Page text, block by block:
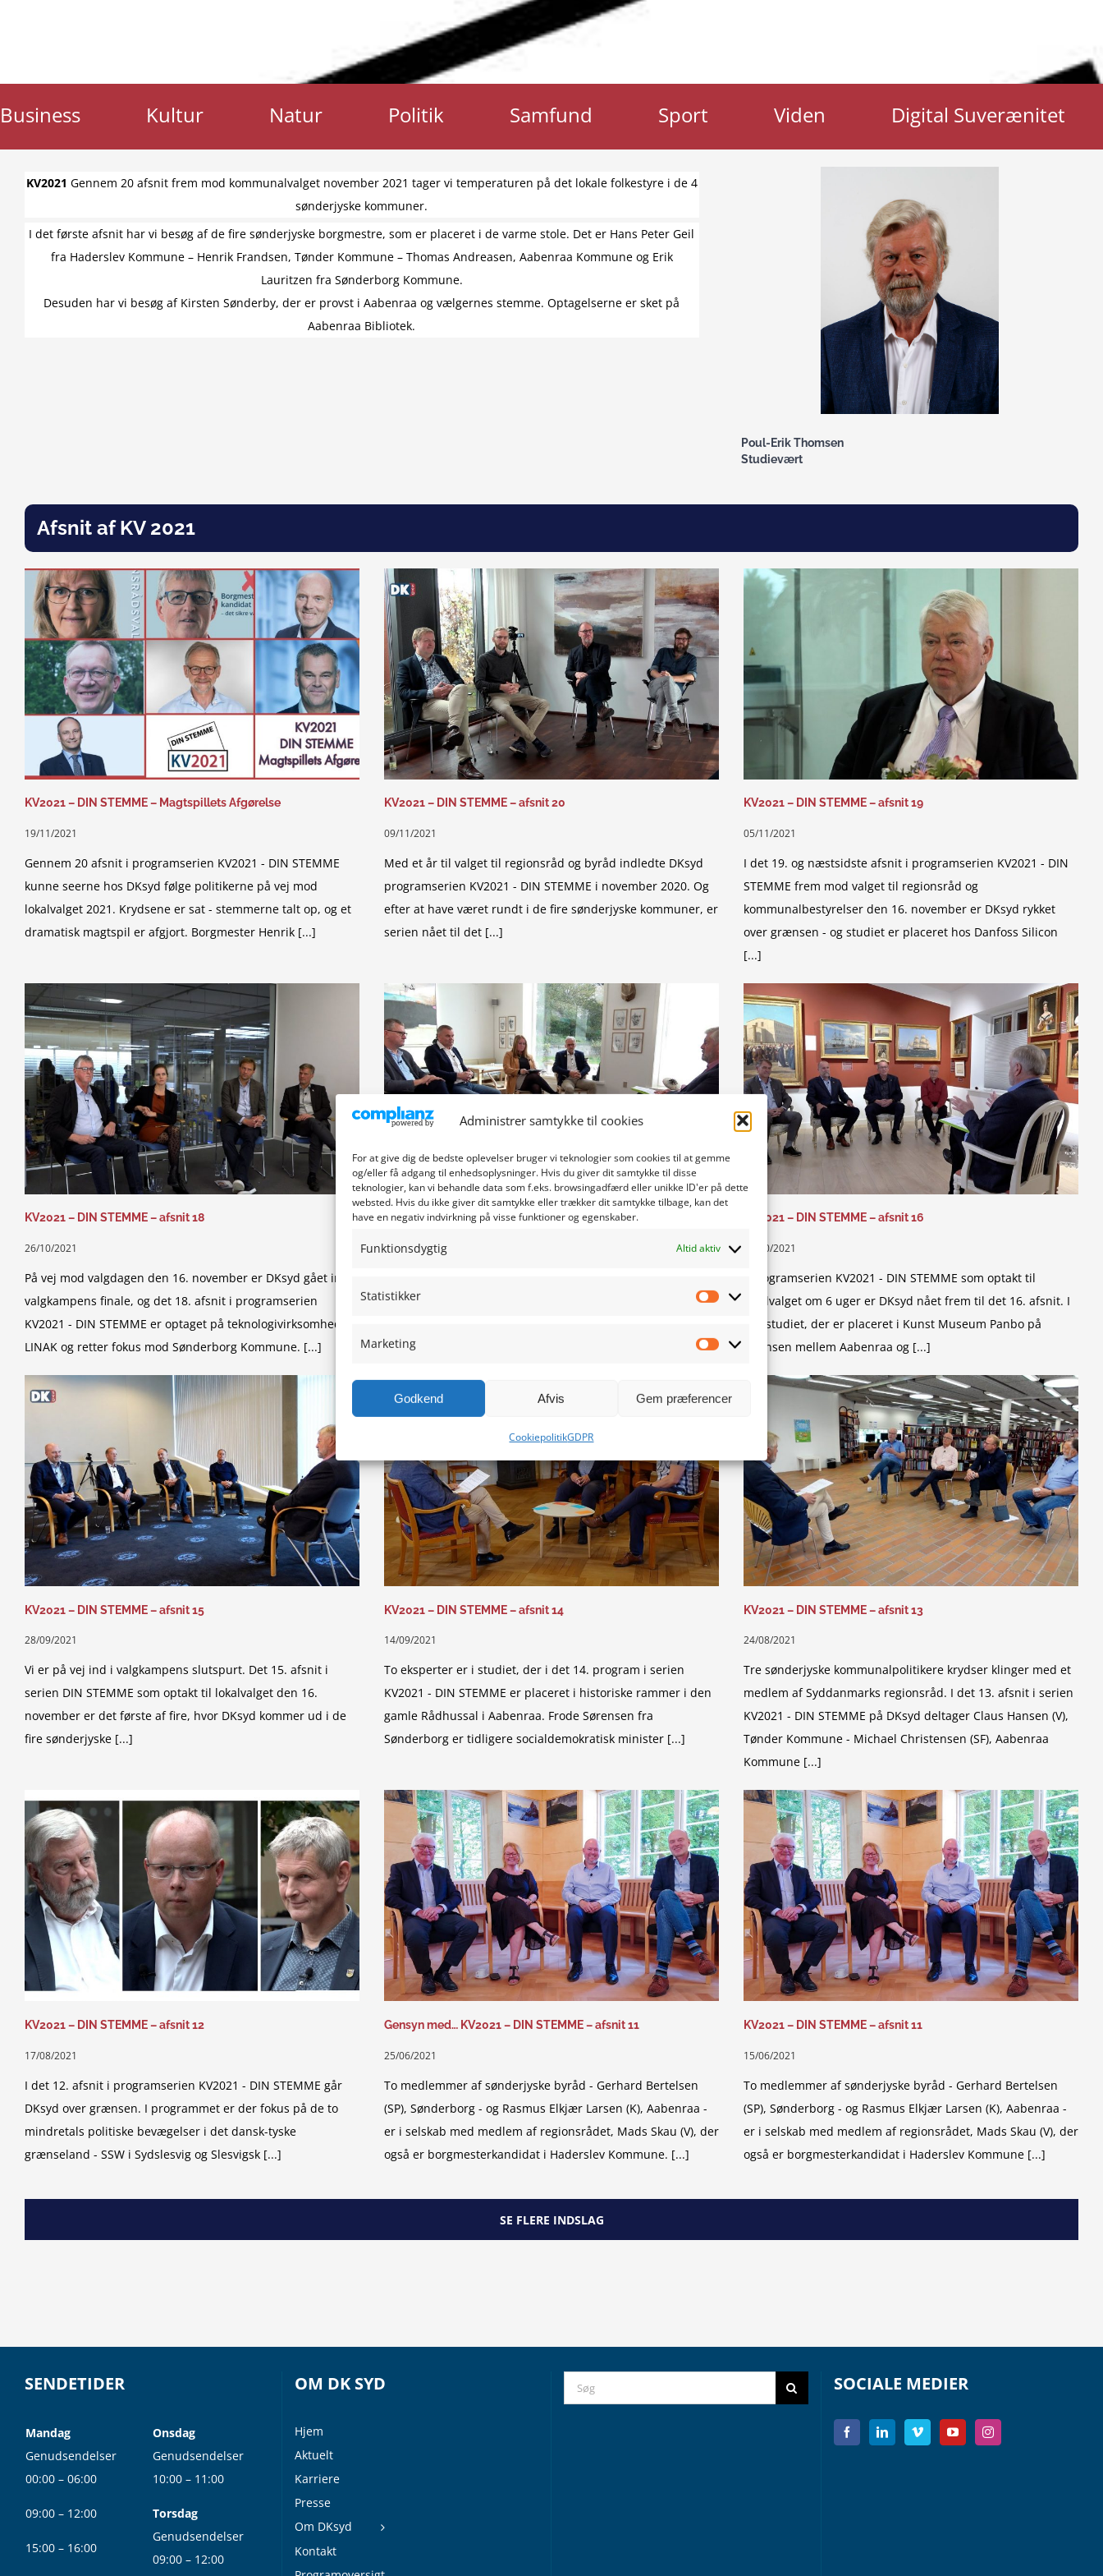
Administrer samtykke til cookies
For at give dig de bedste oplevelser bruger vi teknologier som cookies til at gemme
og/eller få adgang til enhedsoplysninger. Hvis du giver dit samtykke til disse
teknologier, kan vi behandle data som f.eks. browsingadfærd eller unikke ID'er på dette
websted. Hvis du ikke giver dit samtykke eller trækker dit samtykke tilbage, kan det
have en negativ indvirkning på visse funktioner og egenskaber.
Funktionsdygtig Altid aktiv
Statistikker
Statistikker
Marketing
Marketing
Godkend Afvis Gem præferencer
CookiepolitikGDPR
Business Kultur Natur Politik Samfund Sport Viden Digital Suverænitet
KV2021 Gennem 20 afsnit frem mod kommunalvalget november 2021 tager vi temperaturen på det lokale folkestyre i de 4
sønderjyske kommuner.
I det første afsnit har vi besøg af de fire sønderjyske borgmestre, som er placeret i de varme stole. Det er Hans Peter Geil
fra Haderslev Kommune – Henrik Frandsen, Tønder Kommune – Thomas Andreasen, Aabenraa Kommune og Erik
Lauritzen fra Sønderborg Kommune.
Desuden har vi besøg af Kirsten Sønderby, der er provst i Aabenraa og vælgernes stemme. Optagelserne er sket på
Aabenraa Bibliotek.
Poul-Erik Thomsen
Studievært
Afsnit af KV 2021
KV2021 – DIN STEMME – Magtspillets Afgørelse
19/11/2021
Gennem 20 afsnit i programserien KV2021 - DIN STEMME
kunne seerne hos DKsyd følge politikerne på vej mod
lokalvalget 2021. Krydsene er sat - stemmerne talt op, og et
dramatisk magtspil er afgjort. Borgmester Henrik [...]
KV2021 – DIN STEMME – afsnit 20
09/11/2021
Med et år til valget til regionsråd og byråd indledte DKsyd
programserien KV2021 - DIN STEMME i november 2020. Og
efter at have været rundt i de fire sønderjyske kommuner, er
serien nået til det [...]
KV2021 – DIN STEMME – afsnit 19
05/11/2021
I det 19. og næstsidste afsnit i programserien KV2021 - DIN
STEMME frem mod valget til regionsråd og
kommunalbestyrelser den 16. november er DKsyd rykket
over grænsen - og studiet er placeret hos Danfoss Silicon
[...]
KV2021 – DIN STEMME – afsnit 18
26/10/2021
På vej mod valgdagen den 16. november er DKsyd gået ind i
valgkampens finale, og det 18. afsnit i programserien
KV2021 - DIN STEMME er optaget på teknologivirksomheden
LINAK og retter fokus mod Sønderborg Kommune. [...]
KV2021 – DIN STEMME – afsnit 17
12/10/2021
og de fire politikere i det 17. afsnit i programserien DIN
fra Tønder Kommune. De fire er: [...]
KV2021 – DIN STEMME – afsnit 16
05/10/2021
I programserien KV2021 - DIN STEMME som optakt til
lokalvalget om 6 uger er DKsyd nået frem til det 16. afsnit. I
valgstudiet, der er placeret i Kunst Museum Panbo på
grænsen mellem Aabenraa og [...]
KV2021 – DIN STEMME – afsnit 15
28/09/2021
Vi er på vej ind i valgkampens slutspurt. Det 15. afsnit i
serien DIN STEMME som optakt til lokalvalget den 16.
november er det første af fire, hvor DKsyd kommer ud i de
fire sønderjyske [...]
KV2021 – DIN STEMME – afsnit 14
14/09/2021
To eksperter er i studiet, der i det 14. program i serien
KV2021 - DIN STEMME er placeret i historiske rammer i den
gamle Rådhussal i Aabenraa. Frode Sørensen fra
Sønderborg er tidligere socialdemokratisk minister [...]
KV2021 – DIN STEMME – afsnit 13
24/08/2021
Tre sønderjyske kommunalpolitikere krydser klinger med et
medlem af Syddanmarks regionsråd. I det 13. afsnit i serien
KV2021 - DIN STEMME på DKsyd deltager Claus Hansen (V),
Tønder Kommune - Michael Christensen (SF), Aabenraa
Kommune [...]
KV2021 – DIN STEMME – afsnit 12
17/08/2021
I det 12. afsnit i programserien KV2021 - DIN STEMME går
DKsyd over grænsen. I programmet er der fokus på de to
mindretals politiske bevægelser i det dansk-tyske
grænseland - SSW i Sydslesvig og Slesvigsk [...]
Gensyn med… KV2021 – DIN STEMME – afsnit 11
25/06/2021
To medlemmer af sønderjyske byråd - Gerhard Bertelsen
(SP), Sønderborg - og Rasmus Elkjær Larsen (K), Aabenraa -
er i selskab med medlem af regionsrådet, Mads Skau (V), der
også er borgmesterkandidat i Haderslev Kommune. [...]
KV2021 – DIN STEMME – afsnit 11
15/06/2021
To medlemmer af sønderjyske byråd - Gerhard Bertelsen
(SP), Sønderborg - og Rasmus Elkjær Larsen (K), Aabenraa -
er i selskab med medlem af regionsrådet, Mads Skau (V), der
også er borgmesterkandidat i Haderslev Kommune [...]
SE FLERE INDSLAG
SENDETIDER
Mandag
Genudsendelser
00:00 – 06:00
09:00 – 12:00
15:00 – 16:00
Onsdag
Genudsendelser
10:00 – 11:00
Torsdag
Genudsendelser
09:00 – 12:00
OM DK SYD
Hjem
Aktuelt
Karriere
Presse
Om DKsyd
Kontakt
Search
for:
SOCIALE MEDIER